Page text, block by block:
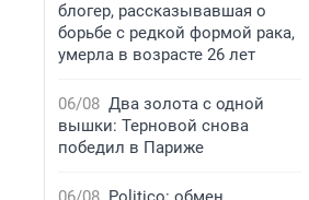
блогер, рассказывавшая о
борьбе с редкой формой рака,
умерла в возрасте 26 лет
06/08 Два золота с одной
вышки: Терновой снова
победил в Париже